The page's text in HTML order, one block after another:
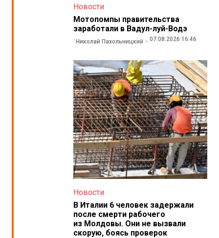
Новости
Мотопомпы правительства
заработали в Вадул-луй-Водэ
Николай Пахольницкий 07.08.2026 16:46
Новости
В Италии 6 человек задержали
после смерти рабочего
из Молдовы. Они не вызвали
скорую, боясь проверок